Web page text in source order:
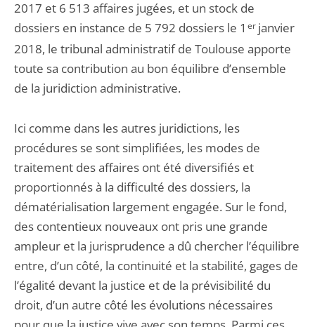
2017 et 6 513 affaires jugées, et un stock de
dossiers en instance de 5 792 dossiers le 1 erjanvier
2018, le tribunal administratif de Toulouse apporte
toute sa contribution au bon équilibre d’ensemble
de la juridiction administrative.
Ici comme dans les autres juridictions, les
procédures se sont simplifiées, les modes de
traitement des affaires ont été diversifiés et
proportionnés à la difficulté des dossiers, la
dématérialisation largement engagée. Sur le fond,
des contentieux nouveaux ont pris une grande
ampleur et la jurisprudence a dû chercher l’équilibre
entre, d’un côté, la continuité et la stabilité, gages de
l’égalité devant la justice et de la prévisibilité du
droit, d’un autre côté les évolutions nécessaires